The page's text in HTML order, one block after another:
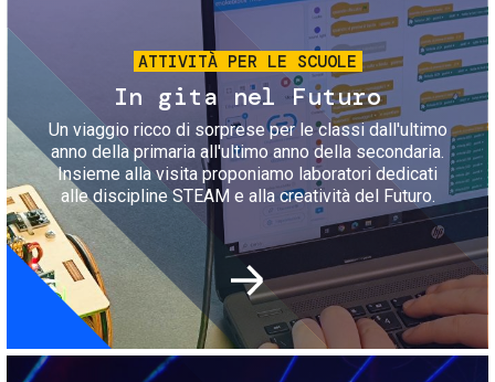
ATTIVITÀ PER LE SCUOLE
In gita nel Futuro
Un viaggio ricco di sorprese per le classi dall'ultimo
anno della primaria all'ultimo anno della secondaria.
Insieme alla visita proponiamo laboratori dedicati
alle discipline STEAM e alla creatività del Futuro.
Immagine